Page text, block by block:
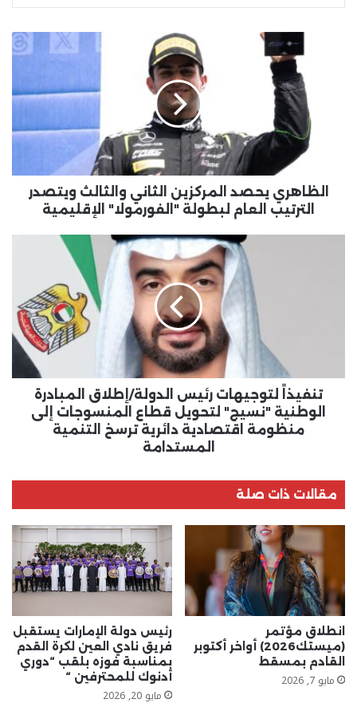
"الفورمولا"
الإقليمية
الظاهري يحصد المركزين الثاني والثالث ويتصدر
الترتيب العام لبطولة "الفورمولا" الإقليمية
لتحويل
قطاع
المنسوجات
دائرية
ترسخ
التنمية
المستدامة
تنفيذاً لتوجيهات رئيس الدولة/إطلاق المبادرة
الوطنية "نسيج" لتحويل قطاع المنسوجات إلى
منظومة اقتصادية دائرية ترسخ التنمية
المستدامة
مقالات ذات صلة
انطلاق مؤتمر
(ميستك2026) أواخر أكتوبر
القادم بمسقط
مايو 7, 2026
رئيس دولة الإمارات يستقبل
فريق نادي العين لكرة القدم
بمناسبة فوزه بلقب “دوري
أدنوك للمحترفين “
مايو 20, 2026